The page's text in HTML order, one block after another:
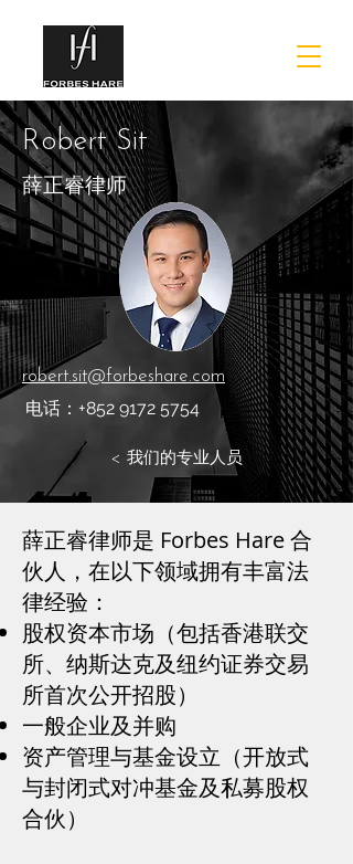
Robert Sit
薛正睿律师
robert.sit@forbeshare.com
电话：+852 9172 5754
< 我们的专业人员
薛正睿律师是 Forbes Hare 合
伙人，在以下领域拥有丰富法
律经验：
股权资本市场（包括香港联交
所、纳斯达克及纽约证券交易
所首次公开招股）
一般企业及并购
资产管理与基金设立（开放式
与封闭式对冲基金及私募股权
合伙）